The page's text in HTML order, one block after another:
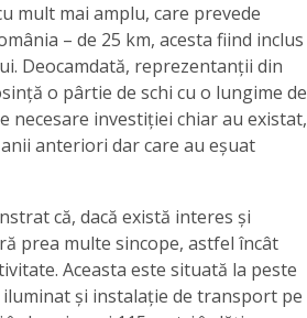
mult mai amplu, care prevede
– de 25 km, acesta fiind inclus
Deocamdată, reprezentanții din
o pârtie de schi cu o lungime de
necesare investiției chiar au existat,
anteriori dar care au eșuat
că, dacă există interes și
prea multe sincope, astfel încât
Aceasta este situată la peste
și instalație de transport pe